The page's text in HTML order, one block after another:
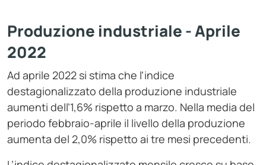
Produzione industriale - Aprile
2022
Ad aprile 2022 si stima che l’indice
destagionalizzato della produzione industriale
aumenti dell’1,6% rispetto a marzo. Nella media del
periodo febbraio-aprile il livello della produzione
aumenta del 2,0% rispetto ai tre mesi precedenti.